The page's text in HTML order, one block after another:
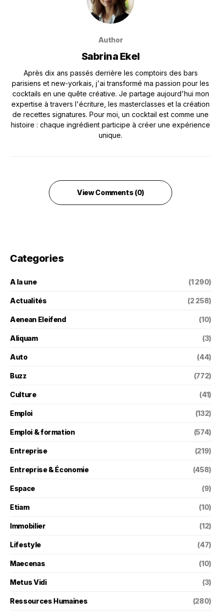
Author
Sabrina Ekel
Après dix ans passés derrière les comptoirs des bars
parisiens et new-yorkais, j'ai transformé ma passion pour les
cocktails en une quête créative. Je partage aujourd'hui mon
expertise à travers l'écriture, les masterclasses et la création
de recettes signatures. Pour moi, un cocktail est comme une
histoire : chaque ingrédient participe à créer une expérience
unique.
View Comments (0)
Categories
A la une (1 290)
Actualités (2 258)
Aenean Eleifend (10)
Aliquam (3)
Auto (44)
Buzz (772)
Culture (41)
Emploi (132)
Emploi & formation (574)
Entreprise (219)
Entreprise & Économie (458)
Espace (9)
Etiam (10)
Immobilier (12)
Lifestyle (47)
Maecenas (10)
Metus Vidi (3)
Ressources Humaines (280)